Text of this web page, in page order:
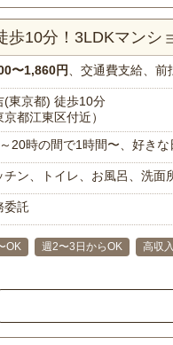
歩10分！3LDKマンシ
〜1,860円 、交通費支給、前
(東京都) 徒歩10分
京都江東区付近）
20時の間で1時間〜、好き
チン、トイレ、お風呂、洗面
委託
OK 週2〜3日からOK 高収